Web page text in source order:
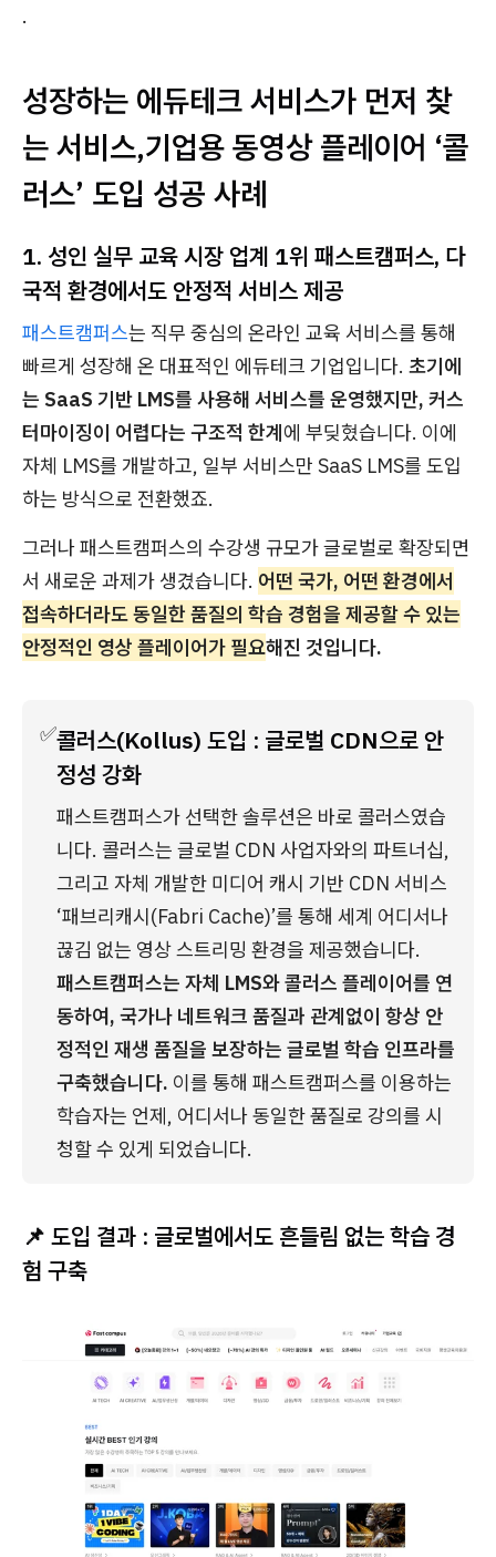
.
성장하는 에듀테크 서비스가 먼저 찾
는 서비스,기업용 동영상 플레이어 ‘콜
러스’ 도입 성공 사례
1. 성인 실무 교육 시장 업계 1위 패스트캠퍼스, 다
국적 환경에서도 안정적 서비스 제공
패스트캠퍼스는 직무 중심의 온라인 교육 서비스를 통해
빠르게 성장해 온 대표적인 에듀테크 기업입니다. 초기에
는 SaaS 기반 LMS를 사용해 서비스를 운영했지만, 커스
터마이징이 어렵다는 구조적 한계에 부딪혔습니다. 이에
자체 LMS를 개발하고, 일부 서비스만 SaaS LMS를 도입
하는 방식으로 전환했죠.
그러나 패스트캠퍼스의 수강생 규모가 글로벌로 확장되면
서 새로운 과제가 생겼습니다. 어떤 국가, 어떤 환경에서
접속하더라도 동일한 품질의 학습 경험을 제공할 수 있는
안정적인 영상 플레이어가 필요해진 것입니다.
✅콜러스(Kollus) 도입 : 글로벌 CDN으로 안
정성 강화
패스트캠퍼스가 선택한 솔루션은 바로 콜러스였습
니다. 콜러스는 글로벌 CDN 사업자와의 파트너십,
그리고 자체 개발한 미디어 캐시 기반 CDN 서비스
‘패브리캐시(Fabri Cache)’를 통해 세계 어디서나
끊김 없는 영상 스트리밍 환경을 제공했습니다.
패스트캠퍼스는 자체 LMS와 콜러스 플레이어를 연
동하여, 국가나 네트워크 품질과 관계없이 항상 안
정적인 재생 품질을 보장하는 글로벌 학습 인프라를
구축했습니다. 이를 통해 패스트캠퍼스를 이용하는
학습자는 언제, 어디서나 동일한 품질로 강의를 시
청할 수 있게 되었습니다.
📌 도입 결과 : 글로벌에서도 흔들림 없는 학습 경
험 구축